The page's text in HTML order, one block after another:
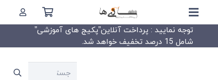
توجه نمایید : پرداخت آنلاین”پکیج های آموزشی”
شامل 15 درصد تخفیف خواهد شد.
جستجو